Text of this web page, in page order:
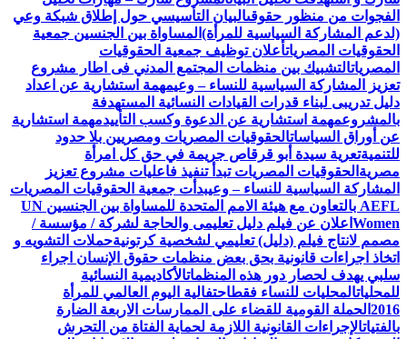
الفجوات من منظور حقوقىالبيان التأسيسي حول إطلاق شبكة وعي
(لدعم المشاركة السياسية للمرأة) المساواة بين الجنسين جمعية
الحقوقيات المصرياتأعلان توظيف جمعية الحقوقيات
المصرياتالتشبيك بين منظمات المجتمع المدني فى اطار مشروع
تعزيز المشاركة السياسية للنساء – وعيمهمة استشارية عن اعداد
دليل تدريبى لبناء قدرات القيادات النسائية المستهدفة
بالمشروعمهمة استشارية عن الدعوة وكسب التأييدمهمة استشارية
عن أوراق السياساتالحقوقيات المصريات ومصريين بلا حدود
للتنميةتعرية سيدة أبو قرقاص جريمة في حق كل امرأة
مصرية الحقوقيات المصريات تبدأ تنفيذ فاعليات مشروع تعزيز
المشاركة السياسية للنساء – وعيبدأت جمعية الحقوقيات المصريات
AEFL بالتعاون مع هيئة الامم المتحدة للمساواة بين الجنسين UN
Women اعلان عن فيلم دليل تعليمى والحاجة لشركة / مؤسسة /
مصمم لانتاج فيلم (دليل) تعليمي لشخصية كرتونيةحملات التشويه و
اتخاذ اجراءات قانونية بحق بعض منظمات حقوق الإنسان اجراء
سلبي يهدف لحصار دور هذه المنظماتالأكاديمية النسائية
للمحلياتالمحليات للنساء فقطاحتفالية اليوم العالمي للمرأة
2016 الحملة القومية للقضاء على الممارسات الاربعة الضارة
بالفتياتالإجراءات القانونية اللازمة لحماية الفتاة من التحرش